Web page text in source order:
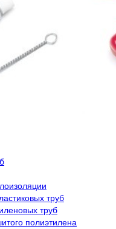
труб
труб
полиэтилена